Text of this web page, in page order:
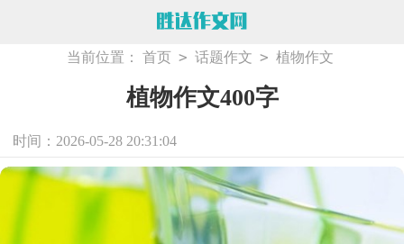
当前位置： 首页 > 话题作文 > 植物作文
植物作文400字
时间：2026-05-28 20:31:04